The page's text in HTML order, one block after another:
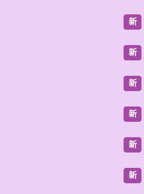
新
新
新
新
新
新